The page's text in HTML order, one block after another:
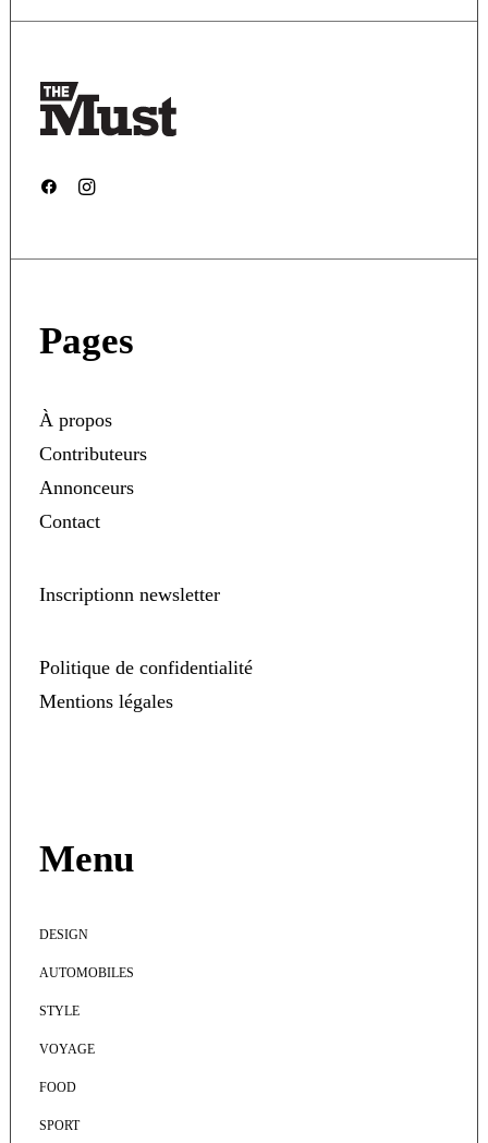
Pages
À propos
Contributeurs
Annonceurs
Contact
Inscriptionn newsletter
Politique de confidentialité
Mentions légales
Menu
DESIGN
AUTOMOBILES
STYLE
VOYAGE
FOOD
SPORT